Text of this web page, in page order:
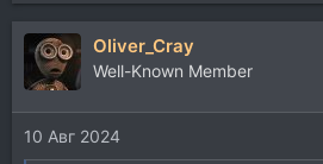
Oliver_Cray
Well-Known Member
10 Авг 2024